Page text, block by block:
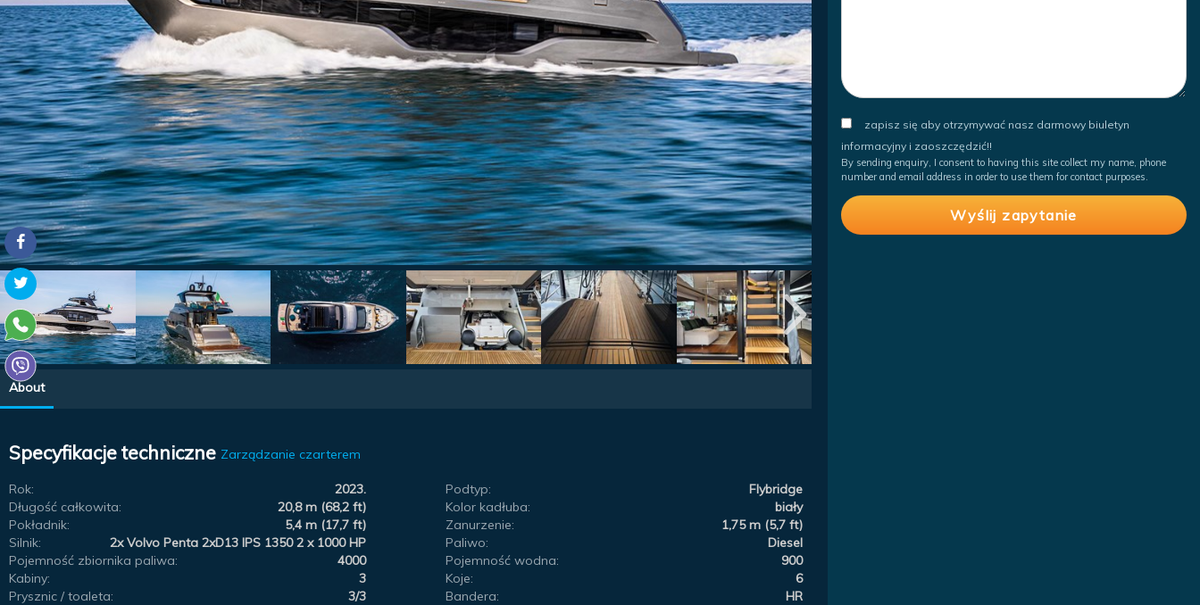
About
Specyfikacje techniczne Zarządzanie czarterem
Rok: 2023. Podtyp:
Flybridge
Długość całkowita:
20,8 m (68,2 ft) Kolor kadłuba:
biały
Pokładnik:
5,4 m (17,7 ft) Zanurzenie:
1,75 m (5,7 ft)
Silnik:
2x Volvo Penta 2xD13 IPS 1350 2 x 1000 HP Paliwo:
Diesel
Pojemność zbiornika paliwa:
4000 Pojemność wodna:
900
Kabiny:
3 Koje:
6
Prysznic / toaleta:
3/3 Bandera: HR
zapisz się aby otrzymywać nasz darmowy biuletyn
informacyjny i zaoszczędzić!!
By sending enquiry, I consent to having this site collect my name, phone
number and email address in order to use them for contact purposes.